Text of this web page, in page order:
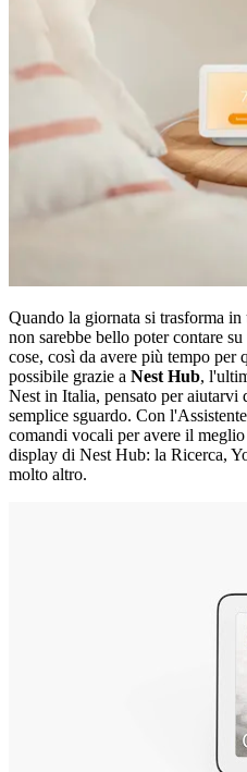
Quando la giornata si trasforma
non sarebbe bello poter contare
cose, così da avere più tempo
possibile grazie a Nest Hub,
Nest in Italia, pensato per aiutarvi
semplice sguardo. Con
comandi vocali per avere il
display di Nest Hub: la Ricerca,
molto altro.